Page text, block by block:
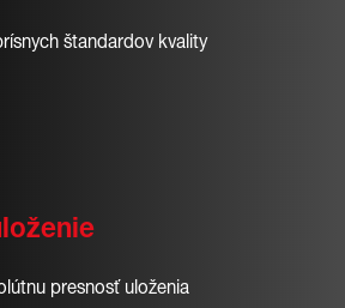
štandardov kvality
presnosť uloženia